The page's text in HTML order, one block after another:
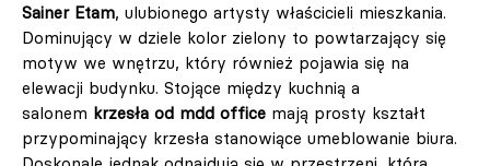
Sainer Etam, ulubionego artysty właścicieli mieszkania.
Dominujący w dziele kolor zielony to powtarzający się
motyw we wnętrzu, który również pojawia się na
elewacji budynku. Stojące między kuchnią a
salonem krzesła od mdd office mają prosty kształt
przypominający krzesła stanowiące umeblowanie biura.